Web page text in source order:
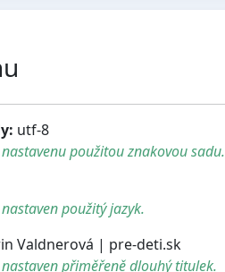
utf-8
použitou znakovou sadu.
použitý jazyk.
Valdnerová | pre-deti.sk
přiměřeně dlouhý titulek.